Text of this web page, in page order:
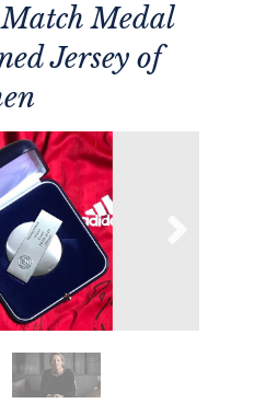
Medal
Jersey of